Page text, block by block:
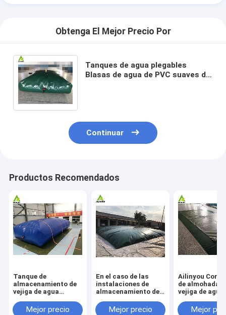
Obtenga El Mejor Precio Por
Tanques de agua plegables
Blasas de agua de PVC suaves de
Continuar
Productos Recomendados
Tanque de
almacenamiento de
vejiga de agua
galones Tanque de
Mejor precio
En el caso de las
instalaciones de
almacenamiento de
utilizará un sistema
Mejor precio
Ailinyou
de almohada
vejiga de agua
flexibleMejor